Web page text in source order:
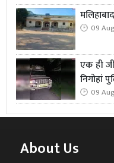
09
एक ही
निगोहां
09
About Us